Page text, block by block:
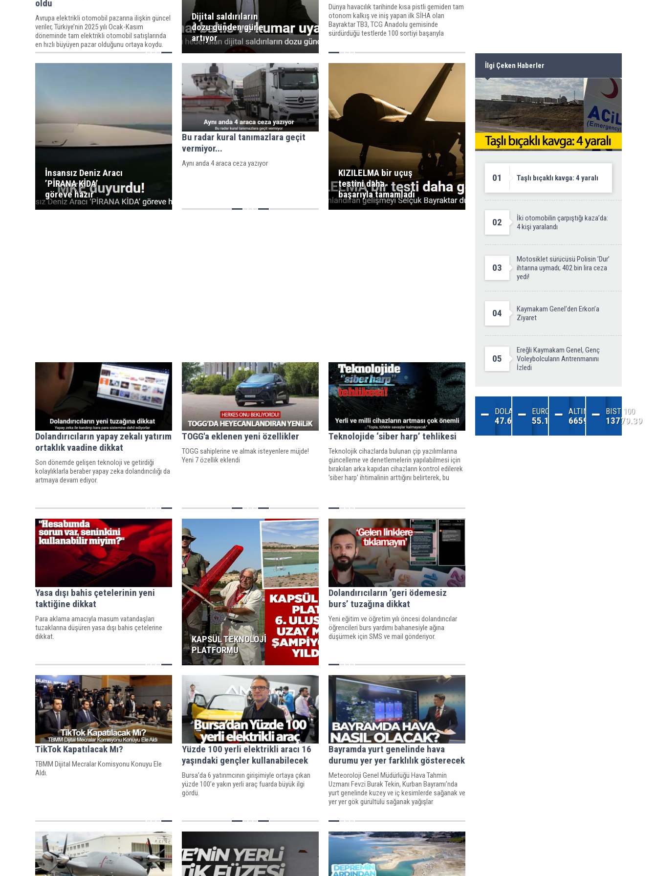
oldu
Avrupa elektrikli otomobil pazarına ilişkin güncel
veriler, Türkiye’nin 2025 yılı Ocak-Kasım
döneminde tam elektrikli otomobil satışlarında
en hızlı büyüyen pazar olduğunu ortaya koydu.
Dijital saldırıların
dozu günden güne
artıyor
Dünya havacılık tarihinde kısa pistli gemiden tam
otonom kalkış ve iniş yapan ilk SİHA olan
Bayraktar TB3, TCG Anadolu gemisinde
sürdürdüğü testlerde 100 sortiyi başarıyla
İnsansız Deniz Aracı
’PİRANA KİDA’
göreve hazır
Bu radar kural tanımazlara geçit
vermiyor...
Aynı anda 4 araca ceza yazıyor
KIZILELMA bir uçuş
testini daha
başarıyla tamamladı
Dolandırıcıların yapay zekalı yatırım
ortaklık vaadine dikkat
Son dönemde gelişen teknoloji ve getirdiği
kolaylıklarla beraber yapay zeka dolandırıcılığı da
artmaya devam ediyor.
TOGG'a eklenen yeni özellikler
TOGG sahiplerine ve almak isteyenlere müjde!
Yeni 7 özellik eklendi
Teknolojide ‘siber harp’ tehlikesi
Teknolojik cihazlarda bulunan çip yazılımlarına
güncelleme ve denetlemelerin yapılabilmesi için
bırakılan arka kapıdan cihazların kontrol edilerek
’siber harp’ ihtimalinin arttığını belirterek, bu
Yasa dışı bahis çetelerinin yeni
taktiğine dikkat
Para aklama amacıyla masum vatandaşları
tuzaklarına düşüren yasa dışı bahis çetelerine
dikkat.
KAPSÜL TEKNOLOJİ
PLATFORMU
Dolandırıcıların ’geri ödemesiz
burs’ tuzağına dikkat
Yeni eğitim ve öğretim yılı öncesi dolandırıcılar
öğrencileri burs yardımı bahanesiyle ağına
düşürmek için SMS ve mail gönderiyor.
TikTok Kapatılacak Mı?
TBMM Dijital Mecralar Komisyonu Konuyu Ele
Aldı.
Yüzde 100 yerli elektrikli aracı 16
yaşındaki gençler kullanabilecek
Bursa’da 6 yatırımcının girişimiyle ortaya çıkan
yüzde 100’e yakın yerli araç fuarda büyük ilgi
gördü.
Bayramda yurt genelinde hava
durumu yer yer farklılık gösterecek
Meteoroloji Genel Müdürlüğü Hava Tahmin
Uzmanı Fevzi Burak Tekin, Kurban Bayramı’nda
yurt genelinde kuzey ve iç kesimlerde sağanak ve
yer yer gök gürültülü sağanak yağışlar
açık geçeceğini bildirdi.
İlgi Çeken Haberler
01 Taşlı bıçaklı kavga: 4 yaralı
02
İki otomobilin çarpıştığı kaza’da:
4 kişi yaralandı
03
Motosiklet sürücüsü Polisin ’Dur’
ihtarına uymadı; 402 bin lira ceza
yedi!
04
Kaymakam Genel’den Erkon’a
Ziyaret
05
Ereğli Kaymakam Genel, Genç
Voleybolcuların Antrenmanını
İzledi
DOLAR
47.68
EURO
55.13
ALTIN
6659.71
BIST 100
13779.39